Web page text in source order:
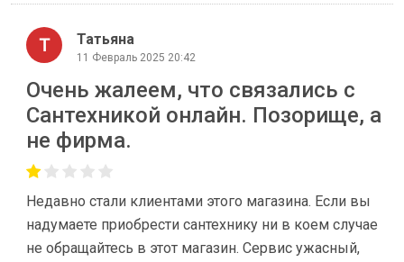
Татьяна
11 Февраль 2025 20:42
Очень жалеем, что связались с
Сантехникой онлайн. Позорище, а
не фирма.
Недавно стали клиентами этого магазина. Если вы
надумаете приобрести сантехнику ни в коем случае
не обращайтесь в этот магазин. Сервис ужасный,